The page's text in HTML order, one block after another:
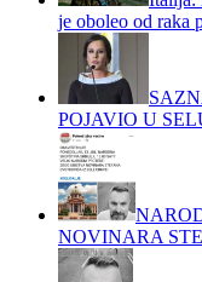
je oboleo od raka
POJAVIO U
NOVINARA